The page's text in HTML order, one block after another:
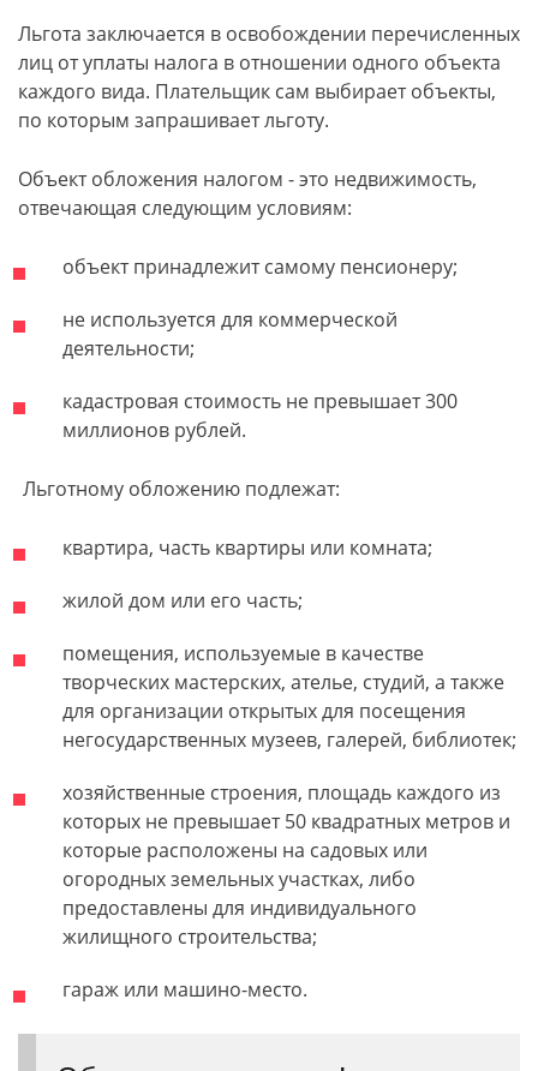
Льгота заключается в освобождении перечисленных
лиц от уплаты налога в отношении одного объекта
каждого вида. Плательщик сам выбирает объекты,
по которым запрашивает льготу.
Объект обложения налогом - это недвижимость,
отвечающая следующим условиям:
объект принадлежит самому пенсионеру;
не используется для коммерческой
деятельности;
кадастровая стоимость не превышает 300
миллионов рублей.
Льготному обложению подлежат:
квартира, часть квартиры или комната;
жилой дом или его часть;
помещения, используемые в качестве
творческих мастерских, ателье, студий, а также
для организации открытых для посещения
негосударственных музеев, галерей, библиотек;
хозяйственные строения, площадь каждого из
которых не превышает 50 квадратных метров и
которые расположены на садовых или
огородных земельных участках, либо
предоставлены для индивидуального
жилищного строительства;
гараж или машино-место.